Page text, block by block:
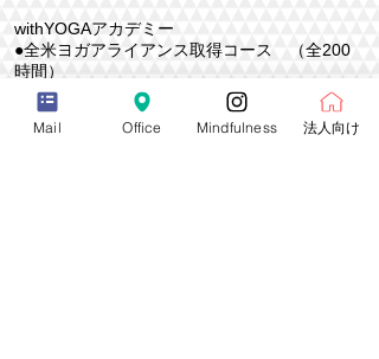
withYOGAアカデミー
●全米ヨガアライアンス取得コース （全200
時間）
●withYOGA インストラクター取得コース
（全116時間）
産前（マタニティ）・産後・更年期ヨガ イン
Mail Office Mindfulness 法人向け